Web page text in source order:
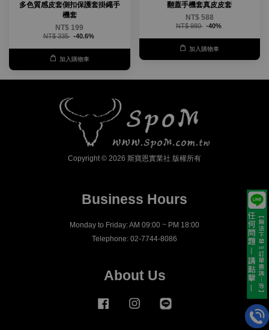
多色質感皮套側扣保護套掛繩手
機套
NT$ 199
NT$ 335 -40.6%
加入購物車
翻蓋手機套真皮皮套
NT$ 588
NT$ 980 -40%
加入購物車
Copyright © 2026 斯寶恩實業社 版權所有
Business Hours
Monday to Friday: AM 09:00 ~ PM 18:00
Telephone: 02-7744-8086
About Us
Facebook Instagram